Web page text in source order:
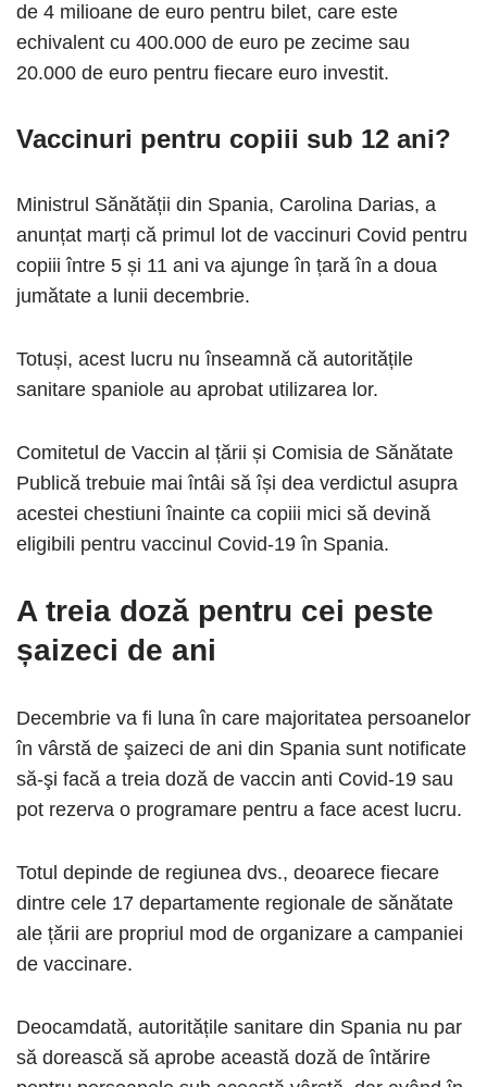
de 4 milioane de euro pentru bilet, care este
echivalent cu 400.000 de euro pe zecime sau
20.000 de euro pentru fiecare euro investit.
Vaccinuri pentru copiii sub 12 ani?
Ministrul Sănătății din Spania, Carolina Darias, a
anunțat marți că primul lot de vaccinuri Covid pentru
copiii între 5 și 11 ani va ajunge în țară în a doua
jumătate a lunii decembrie.
Totuși, acest lucru nu înseamnă că autoritățile
sanitare spaniole au aprobat utilizarea lor.
Comitetul de Vaccin al țării și Comisia de Sănătate
Publică trebuie mai întâi să își dea verdictul asupra
acestei chestiuni înainte ca copiii mici să devină
eligibili pentru vaccinul Covid-19 în Spania.
A treia doză pentru cei peste
șaizeci de ani
Decembrie va fi luna în care majoritatea persoanelor
în vârstă de şaizeci de ani din Spania sunt notificate
să-şi facă a treia doză de vaccin anti Covid-19 sau
pot rezerva o programare pentru a face acest lucru.
Totul depinde de regiunea dvs., deoarece fiecare
dintre cele 17 departamente regionale de sănătate
ale țării are propriul mod de organizare a campaniei
de vaccinare.
Deocamdată, autoritățile sanitare din Spania nu par
să dorească să aprobe această doză de întărire